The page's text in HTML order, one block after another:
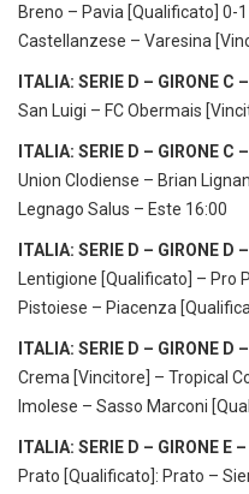
Breno – Pavia [Qualificato] 0-
Castellanzese – Varesina
ITALIA: SERIE D – GIRONE C
San Luigi – FC Obermais
ITALIA: SERIE D – GIRONE C
Union Clodiense – Brian
Legnago Salus – Este 16:00
ITALIA: SERIE D – GIRONE D
Lentigione [Qualificato] – Pro
Pistoiese – Piacenza
ITALIA: SERIE D – GIRONE D
Crema [Vincitore] – Tropical
Imolese – Sasso Marconi
ITALIA: SERIE D – GIRONE E
Prato [Qualificato]: Prato –